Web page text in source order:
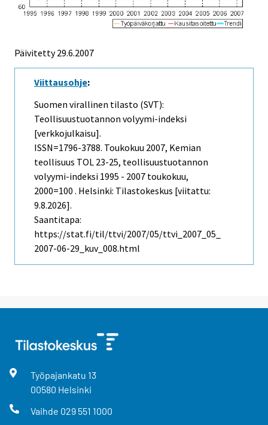
Päivitetty29.6.2007
Viittausohje:
Suomen virallinen tilasto (SVT):
Teollisuustuotannon volyymi-indeksi
[verkkojulkaisu].
ISSN=1796-3788. Toukokuu 2007, Kemian
teollisuus TOL 23-25, teollisuustuotannon
volyymi-indeksi 1995 - 2007 toukokuu,
2000=100 . Helsinki: Tilastokeskus [viitattu:
9.8.2026].
Saantitapa:
https://stat.fi/til/ttvi/2007/05/ttvi_2007_05_
2007-06-29_kuv_008.html
Työpajankatu 13
00580 Helsinki
Vaihde 029 551 1000